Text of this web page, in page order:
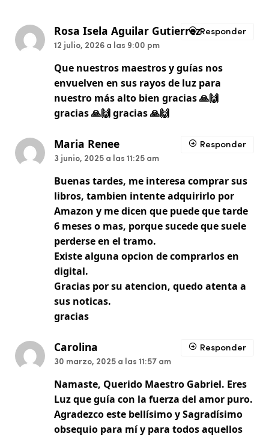
Rosa Isela Aguilar Gutierrez
12 julio, 2026 a las 9:00 pm
Que nuestros maestros y guías nos
envuelven en sus rayos de luz para
nuestro más alto bien gracias 🙏🙌
gracias 🙏🙌 gracias 🙏🙌
Responder
Maria Renee
3 junio, 2025 a las 11:25 am
Buenas tardes, me interesa comprar sus
libros, tambien intente adquirirlo por
Amazon y me dicen que puede que tarde
6 meses o mas, porque sucede que suele
perderse en el tramo.
Existe alguna opcion de comprarlos en
digital.
Gracias por su atencion, quedo atenta a
sus noticas.
gracias
Responder
Carolina
30 marzo, 2025 a las 11:57 am
Namaste, Querido Maestro Gabriel. Eres
Luz que guía con la fuerza del amor puro.
Agradezco este bellísimo y Sagradísimo
obsequio para mí y para todos aquellos
Responder